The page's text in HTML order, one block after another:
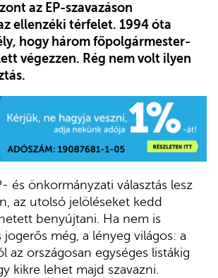
az EP-szavazáson
ellenzéki térfelet. 1994 óta
hogy három főpolgármester-
végezzen. Rég nem volt ilyen
és önkormányzati választás lesz
az utolsó jelöléseket kedd
benyújtani. Ha nem is
még, a lényeg világos: a
az országosan egységes listákig
kikre lehet majd szavazni.